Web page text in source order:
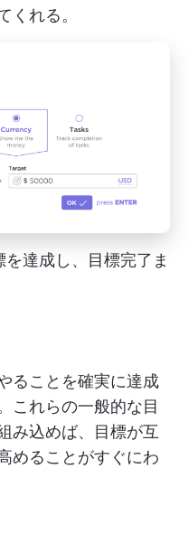
くれる。
達成し、目標完了ま
ることを確実に達成
これらの一般的な目
み込めば、目標が互
めることがすぐにわ